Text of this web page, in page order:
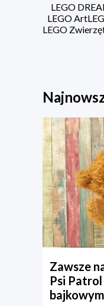
LEGO
LEGO Art
LEGO
Zawsze
Psi